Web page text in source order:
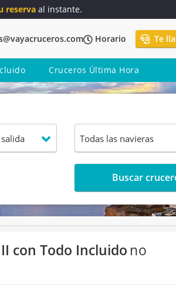
reserva al instante.
Horario Te
Cruceros Última Hora
Buscar
con Todo Incluido no